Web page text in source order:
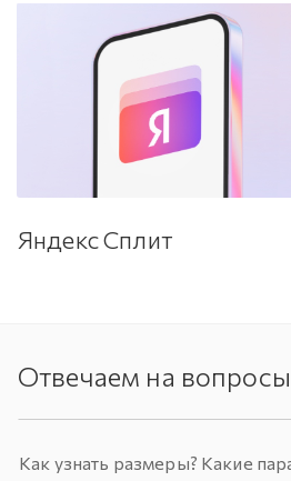
Яндекс Сплит
Отвечаем на вопросы
Как узнать размеры? Какие